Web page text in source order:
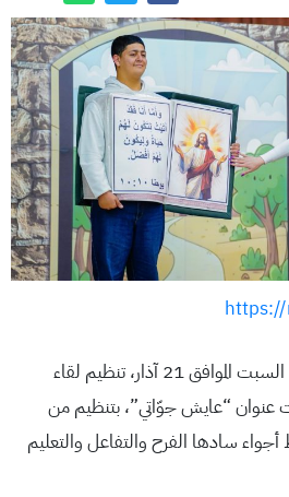
شهدت محافظة الزرقاء، يوم السبت الموافق 21 آذار، تنظيم لقاء
عنوان “عايش جوّاتي”، بتنظيم من
سادها الفرح والتفاعل والتعليم